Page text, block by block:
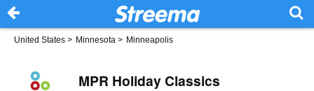
United States > Minnesota > Minneapolis
MPR Holiday Classics